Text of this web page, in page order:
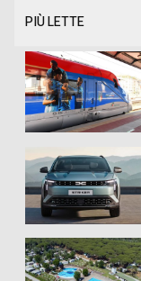
PIÙ LETTE